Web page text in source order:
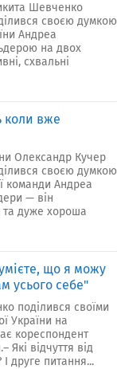
Шевченко
своєю думкою
Андреа
на двох
схвальні
коли вже
Олександр Кучер
своєю думкою
команди Андреа
— він
та дуже хороша
що я можу
усього себе"
поділився своїми
України на
кореспондент
Які відчуття від
І друге питання...